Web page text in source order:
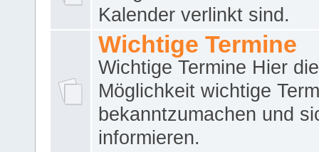
Kalender verlinkt sind.
Wichtige Termine
Wichtige Termine Hier die
Möglichkeit wichtige
bekanntzumachen und
informieren.